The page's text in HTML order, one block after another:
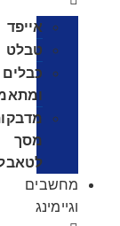
אייפד
טבלט
כבלים
מסך
מחשבים
וגיימינג